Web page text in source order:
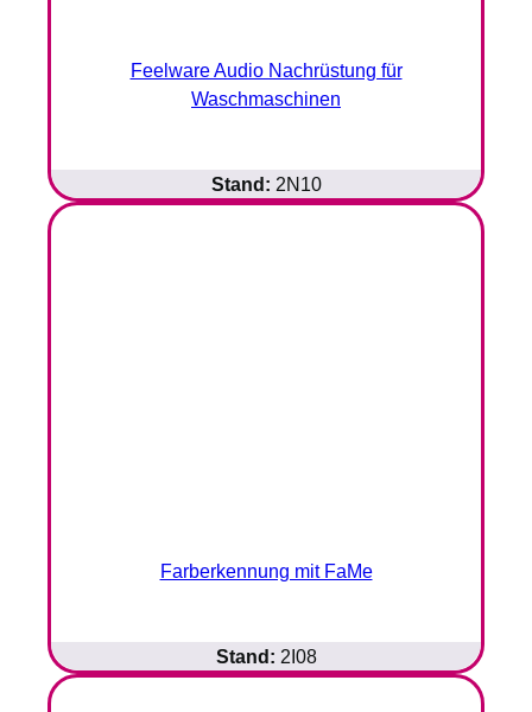
Feelware Audio Nachrüstung für
Waschmaschinen
Stand: 2N10
Farberkennung mit FaMe
Stand: 2I08